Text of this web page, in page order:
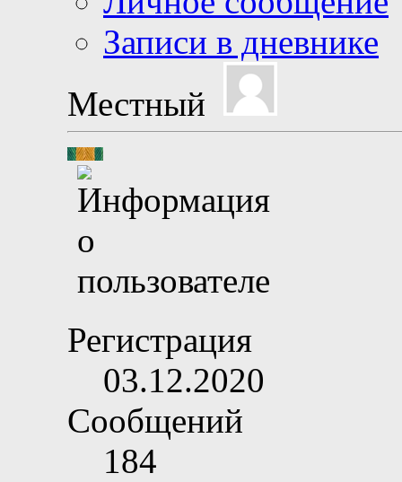
Записи в дневнике
Местный
Регистрация
03.12.2020
Сообщений
184